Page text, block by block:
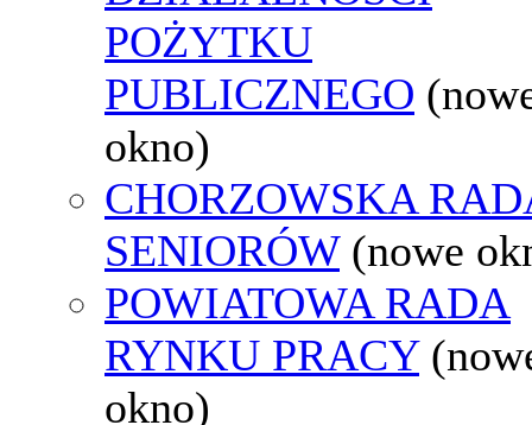
POŻYTKU
PUBLICZNEGO
okno)
CHORZOWSKA
SENIORÓW (nowe
POWIATOWA RADA
RYNKU PRACY
okno)